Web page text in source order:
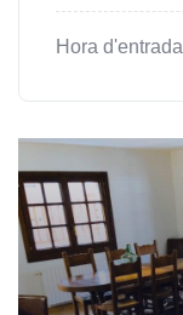
Hora d'entrada